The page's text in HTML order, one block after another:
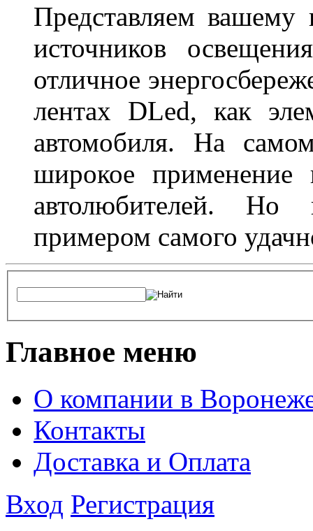
Представляем
источников
отличное
лентах DLed, как
автомобиля. На
широкое
автолюбителей. Но
примером самого
Главное меню
О компании в
Контакты
Доставка и Оплата
Вход Регистрация